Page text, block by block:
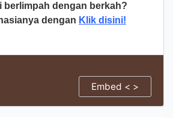
berlimpah dengan berkah?
dengan Klik disini!
Embed < >